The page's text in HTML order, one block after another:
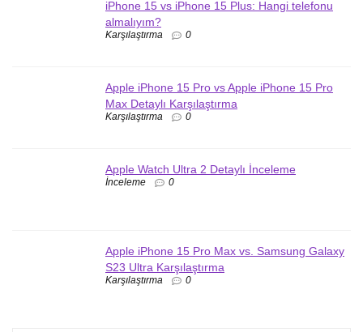
iPhone 15 vs iPhone 15 Plus: Hangi telefonu
almalıyım?
Karşılaştırma 0
Apple iPhone 15 Pro vs Apple iPhone 15 Pro
Max Detaylı Karşılaştırma
Karşılaştırma 0
Apple Watch Ultra 2 Detaylı İnceleme
İnceleme 0
Apple iPhone 15 Pro Max vs. Samsung Galaxy
S23 Ultra Karşılaştırma
Karşılaştırma 0